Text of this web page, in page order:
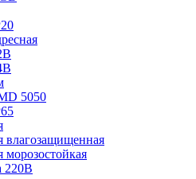
5050
влагозащищенная
морозостойкая
220В